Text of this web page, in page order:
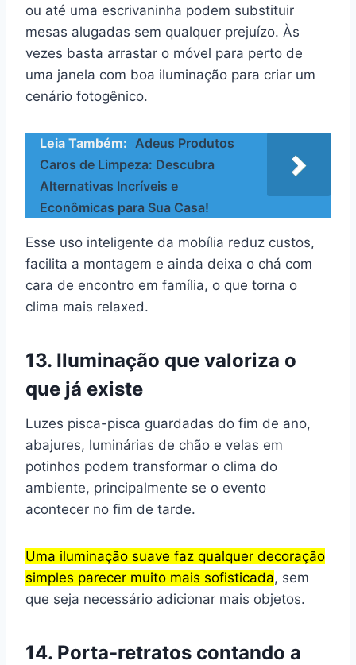
ou até uma escrivaninha podem substituir
mesas alugadas sem qualquer prejuízo. Às
vezes basta arrastar o móvel para perto de
uma janela com boa iluminação para criar um
cenário fotogênico.
Leia Também: Adeus Produtos
Caros de Limpeza: Descubra
Alternativas Incríveis e
Econômicas para Sua Casa!
Esse uso inteligente da mobília reduz custos,
facilita a montagem e ainda deixa o chá com
cara de encontro em família, o que torna o
clima mais relaxed.
13. Iluminação que valoriza o
que já existe
Luzes pisca-pisca guardadas do fim de ano,
abajures, luminárias de chão e velas em
potinhos podem transformar o clima do
ambiente, principalmente se o evento
acontecer no fim de tarde.
Uma iluminação suave faz qualquer decoração
simples parecer muito mais sofisticada, sem
que seja necessário adicionar mais objetos.
14. Porta-retratos contando a